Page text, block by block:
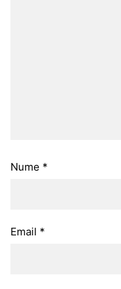
Nume *
Email *